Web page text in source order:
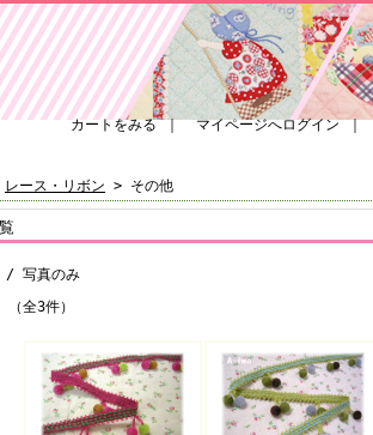
カートをみる｜ マイページへログイン｜
レース・リボン > その他
/ 写真のみ
全3件）